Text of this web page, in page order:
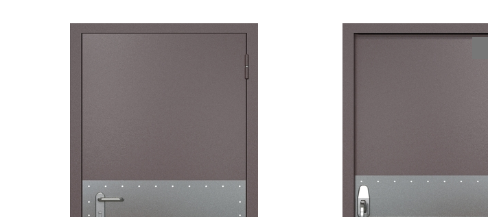
Полуторные двери ei-60
Глухие двери ei-60
Двери ei-60 для производственных помещений
Противопожарные двери со стыковочным узлом